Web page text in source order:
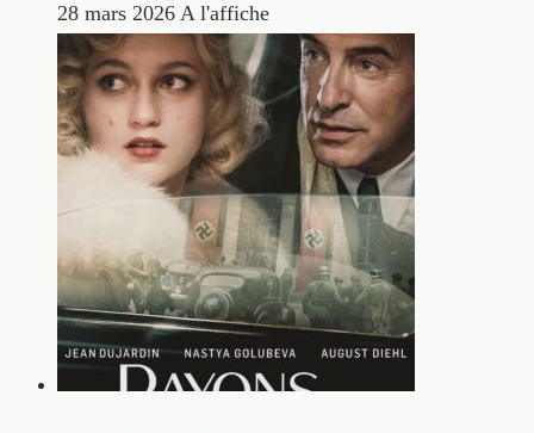
28 mars 2026 A l'affiche